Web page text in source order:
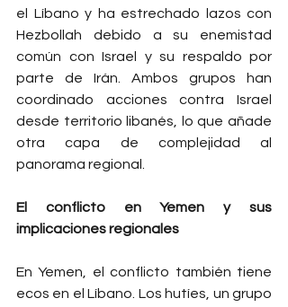
el Líbano y ha estrechado lazos con
Hezbollah debido a su enemistad
común con Israel y su respaldo por
parte de Irán. Ambos grupos han
coordinado acciones contra Israel
desde territorio libanés, lo que añade
otra capa de complejidad al
panorama regional.
El conflicto en Yemen y sus
implicaciones regionales
En Yemen, el conflicto también tiene
ecos en el Líbano. Los hutíes, un grupo